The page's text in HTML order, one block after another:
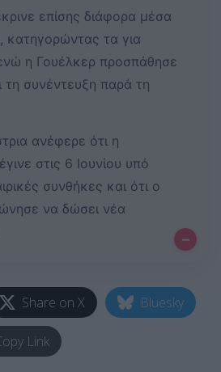
επίσης διάφορα μέσα
κατηγορώντας τα για
η Γουέλκερ προσπάθησε
τη συνέντευξη παρά τη
ανέφερε ότι η
στις 6 Ιουνίου υπό
συνθήκες και ότι ο
να δώσει νέα
–
Share on X Bluesky
Link